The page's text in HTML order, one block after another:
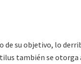
de su objetivo, lo
también se otorga